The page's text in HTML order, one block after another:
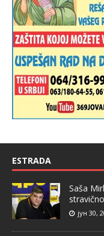
ESTRADA
Saša
јун 30,